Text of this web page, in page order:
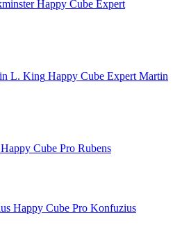
Happy Cube Expert
Happy Cube Expert Martin
Happy Cube Pro Rubens
Happy Cube Pro Konfuzius